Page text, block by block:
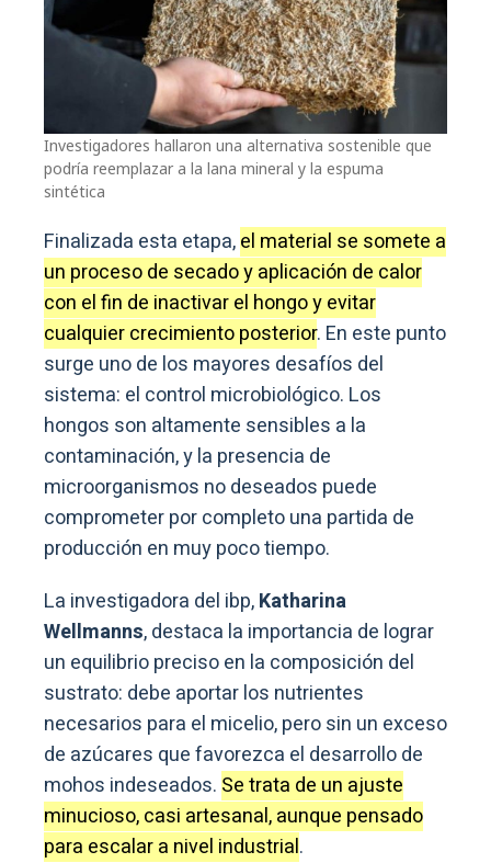
Investigadores hallaron una alternativa sostenible que
podría reemplazar a la lana mineral y la espuma
sintética
Finalizada esta etapa,el material se somete a
un proceso de secado y aplicación de calor
con el fin de inactivar el hongo y evitar
cualquier crecimiento posterior. En este punto
surge uno de los mayores desafíos del
sistema: el control microbiológico. Los
hongos son altamente sensibles a la
contaminación, y la presencia de
microorganismos no deseados puede
comprometer por completo una partida de
producción en muy poco tiempo.
La investigadora del ibp,Katharina
Wellmanns, destaca la importancia de lograr
un equilibrio preciso en la composición del
sustrato: debe aportar los nutrientes
necesarios para el micelio, pero sin un exceso
de azúcares que favorezca el desarrollo de
mohos indeseados. Se trata de un ajuste
minucioso, casi artesanal, aunque pensado
para escalar a nivel industrial.